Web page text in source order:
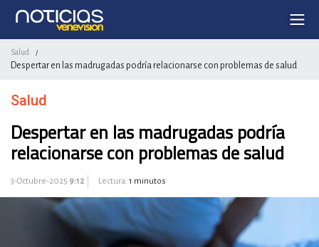
Salud /
Despertar en las madrugadas podría relacionarse con problemas de salud
Salud
Despertar en las madrugadas podría
relacionarse con problemas de salud
3-Octubre-2025 9:12 Lectura: 1 minutos